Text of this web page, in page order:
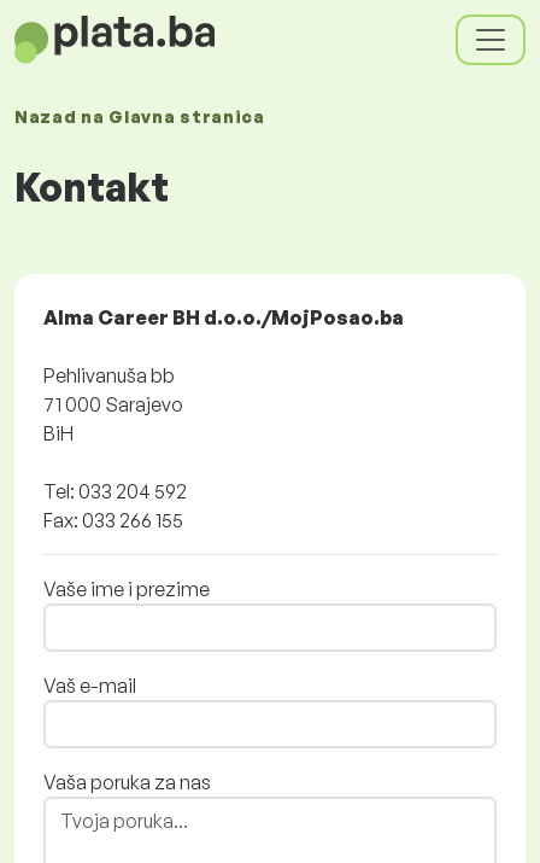
Nazad na Glavna stranica
Kontakt
Alma Career BH d.o.o./MojPosao.ba
Pehlivanuša bb
71 000 Sarajevo
BiH
Tel: 033 204 592
Fax: 033 266 155
Vaše ime i prezime
Vaš e-mail
Vaša poruka za nas